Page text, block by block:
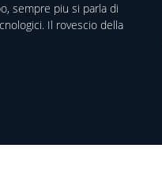
sempre piu si parla di
Il rovescio della